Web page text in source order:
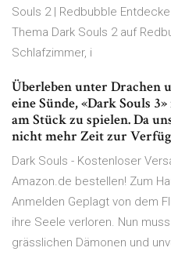
Souls 2 | Redbubble
Thema Dark Souls 2 auf
Schlafzimmer, i
Überleben unter Drachen
eine Sünde, «Dark Souls
am Stück zu spielen. Da
nicht mehr Zeit zur
Dark Souls - Kostenloser
Amazon.de bestellen! Zum
Anmelden Geplagt von dem
ihre Seele verloren. Nun
grässlichen Dämonen und